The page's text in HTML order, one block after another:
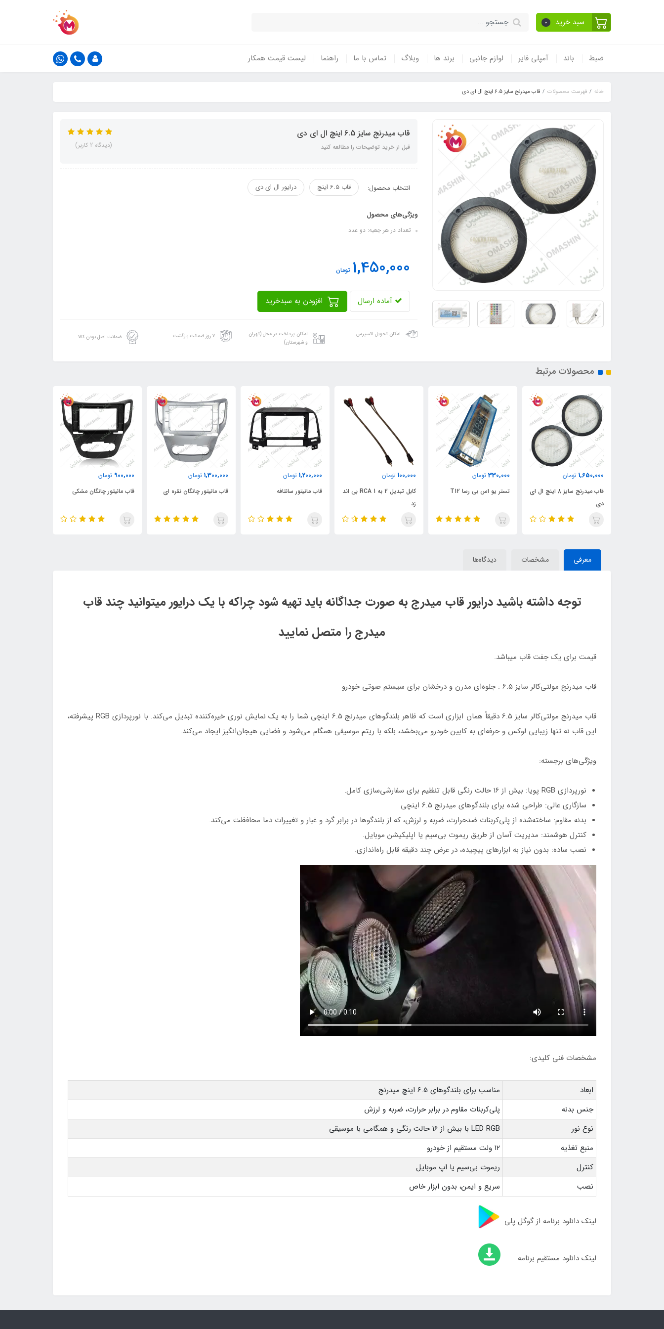
سبد خرید 0
ضبط باند آمپلی فایر لوازم جانبی برند ها وبلاگ تماس با ما راهنما لیست قیمت همکار
خانه فهرست محصولات قاب میدرنج سایز 6.5 اینچ ال ای دی
قاب میدرنج سایز 6.5 اینچ ال ای دی
قبل از خرید توضیحات را مطالعه کنید (دیدگاه 2 کاربر)
انتخاب محصول: قاب 6.5 اینچ درایور ال ای دی
ویژگی‌های محصول
تعداد در هر جعبه: دو عدد
1,450,000 تومان
آماده ارسال
امکان تحویل اکسپرس
امکان پرداخت در محل (تهران
و شهرستان)
۷ روز ضمانت بازگشت ضمانت اصل بودن کالا
محصولات مرتبط
1,650,000 تومان
قاب میدرنج سایز 8 اینچ ال ای
دی
330,000 تومان
تستر یو اس بی رسا T12
100,000 تومان
کابل تبدیل 2 به 1 RCA بی اند
زد
1,200,000 تومان
قاب مانیتور سانتافه
1,300,000 تومان
قاب مانیتور چانگان نقره ای
900,000 تومان
قاب مانیتور چانگان مشکی
معرفی مشخصات دیدگاه‌ها
توجه داشته باشید درایور قاب میدرج به صورت جداگانه باید تهیه شود چراکه با یک درایور میتوانید چند قاب
میدرج را متصل نمایید
قیمت برای یک جفت قاب میباشد.
قاب میدرنج مولتی‌کالر سایز 6.5 : جلوه‌ای مدرن و درخشان برای سیستم صوتی خودرو
قاب میدرنج مولتی‌کالر سایز 6.5 دقیقاً همان ابزاری است که ظاهر بلندگوهای میدرنج 6.5 اینچی شما را به یک نمایش نوری خیره‌کننده تبدیل می‌کند. با نورپردازی RGB پیشرفته،
این قاب نه تنها زیبایی لوکس و حرفه‌ای به کابین خودرو می‌بخشد، بلکه با ریتم موسیقی همگام می‌شود و فضایی هیجان‌انگیز ایجاد می‌کند.
ویژگی‌های برجسته:
نورپردازی RGB پویا: بیش از ۱۶ حالت رنگی قابل تنظیم برای سفارشی‌سازی کامل.
سازگاری عالی: طراحی شده برای بلندگوهای میدرنج 6.5 اینچی
بدنه مقاوم: ساخته‌شده از پلی‌کربنات ضدحرارت، ضربه و لرزش، که از بلندگوها در برابر گرد و غبار و تغییرات دما محافظت می‌کند.
کنترل هوشمند: مدیریت آسان از طریق ریموت بی‌سیم یا اپلیکیشن موبایل.
نصب ساده: بدون نیاز به ابزارهای پیچیده، در عرض چند دقیقه قابل راه‌اندازی.
مشخصات فنی کلیدی:
ابعاد
مناسب برای بلندگوهای 6.5 اینچ میدرنج
جنس بدنه
پلی‌کربنات مقاوم در برابر حرارت، ضربه و لرزش
نوع نور
LED RGB با بیش از ۱۶ حالت رنگی و همگامی با موسیقی
منبع تغذیه
۱۲ ولت مستقیم از خودرو
کنترل
ریموت بی‌سیم یا اپ موبایل
نصب
سریع و ایمن، بدون ابزار خاص
لینک دانلود برنامه از گوگل پلی
لینک دانلود مستقیم برنامه